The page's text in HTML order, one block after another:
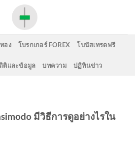
อง โบรกเกอร์ FOREX โบนัสเทรดฟรี
ติและข้อมูล บทความ ปฏิทินข่าว
มีวิธีการดูอย่างไรใน